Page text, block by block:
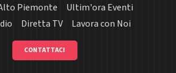
Piemonte
Ultim'ora Eventi
Diretta TV Lavora con Noi
CONTATTACI